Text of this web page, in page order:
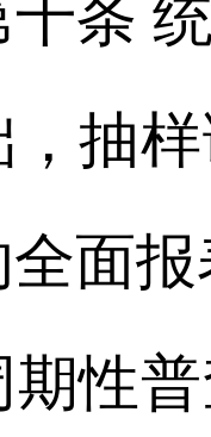
统
，抽
面
普